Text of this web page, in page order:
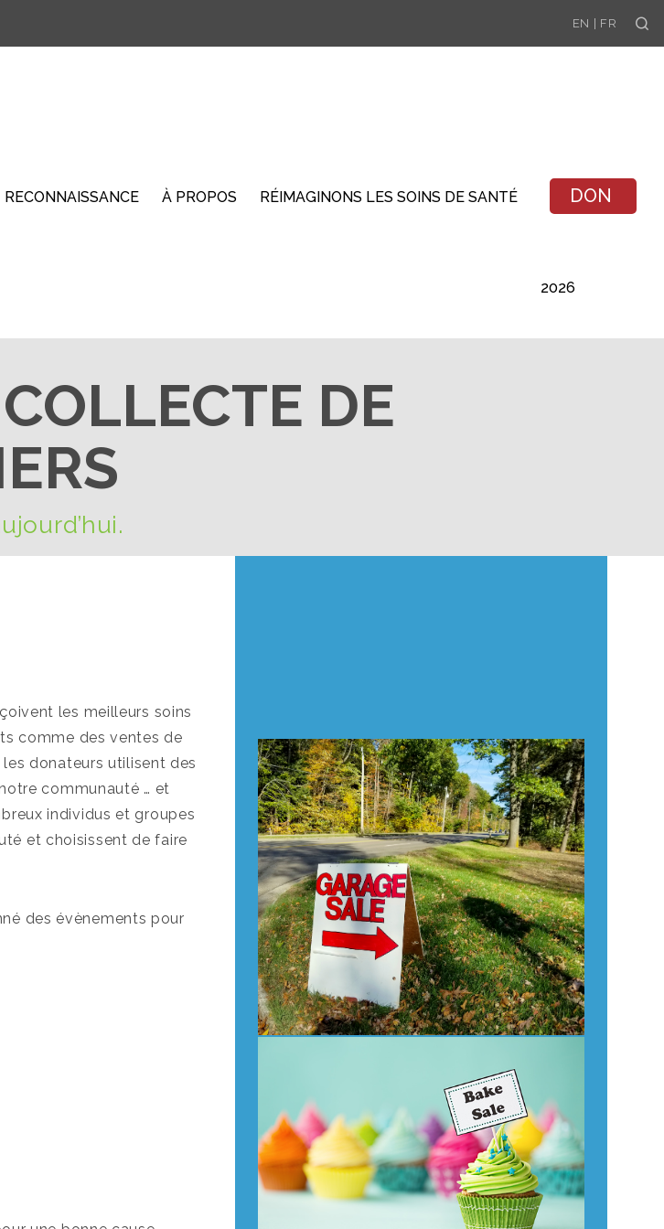
EN FR
RECONNAISSANCE À PROPOS RÉIMAGINONS LES SOINS DE SANTÉ DON
2026
DE
les meilleurs soins
comme des ventes de
donateurs utilisent des
communauté … et
individus et groupes
et choisissent de faire
des évènements pour